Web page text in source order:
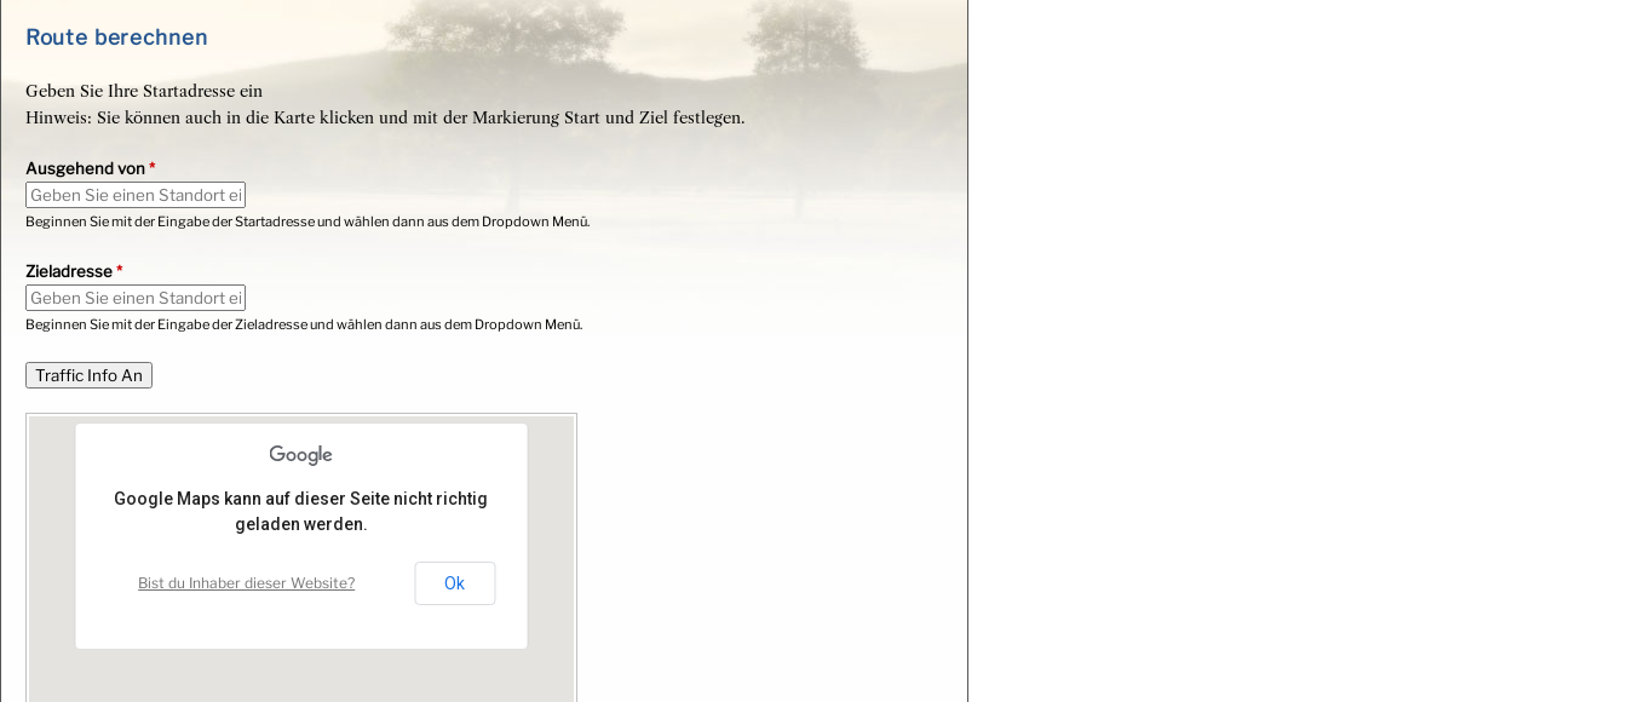
Route berechnen
Geben Sie Ihre Startadresse ein
Hinweis: Sie können auch in die Karte klicken und mit der Markierung Start und Ziel festlegen.
Ausgehend von*
Beginnen Sie mit der Eingabe der Startadresse und wählen dann aus dem Dropdown Menü.
Zieladresse*
Beginnen Sie mit der Eingabe der Zieladresse und wählen dann aus dem Dropdown Menü.
Google Maps kann auf dieser Seite nicht richtig
geladen werden.
Bist du Inhaber dieser Website? Ok